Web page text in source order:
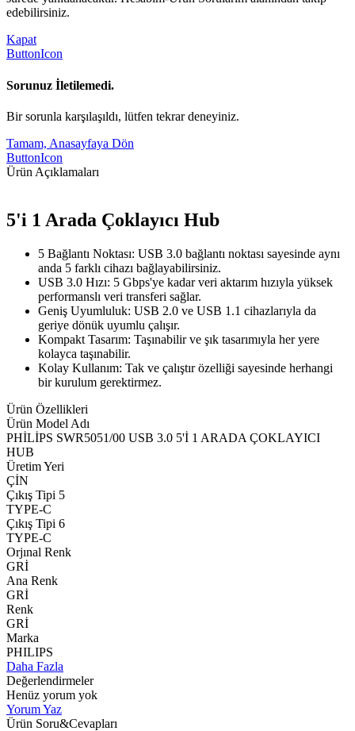
edebilirsiniz.
Kapat
ButtonIcon
Sorunuz İletilemedi.
Bir sorunla karşılaşıldı, lütfen tekrar deneyiniz.
Tamam, Anasayfaya Dön
ButtonIcon
Ürün Açıklamaları
5'i 1 Arada Çoklayıcı Hub
5 Bağlantı Noktası: USB 3.0 bağlantı noktası sayesinde aynı
anda 5 farklı cihazı bağlayabilirsiniz.
USB 3.0 Hızı: 5 Gbps'ye kadar veri aktarım hızıyla yüksek
performanslı veri transferi sağlar.
Geniş Uyumluluk: USB 2.0 ve USB 1.1 cihazlarıyla da
geriye dönük uyumlu çalışır.
Kompakt Tasarım: Taşınabilir ve şık tasarımıyla her yere
kolayca taşınabilir.
Kolay Kullanım: Tak ve çalıştır özelliği sayesinde herhangi
bir kurulum gerektirmez.
Ürün Özellikleri
Ürün Model Adı
PHİLİPS SWR5051/00 USB 3.0 5'İ 1 ARADA ÇOKLAYICI
HUB
Üretim Yeri
ÇİN
Çıkış Tipi 5
TYPE-C
Çıkış Tipi 6
TYPE-C
Orjınal Renk
GRİ
Ana Renk
GRİ
Renk
GRİ
Marka
PHILIPS
Daha Fazla
Değerlendirmeler
Henüz yorum yok
Yorum Yaz
Ürün Soru&Cevapları